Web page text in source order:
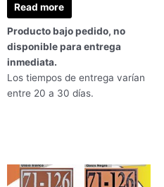
Read more
Producto bajo pedido, no
disponible para entrega
inmediata.
Los tiempos de entrega varían
entre 20 a 30 días.